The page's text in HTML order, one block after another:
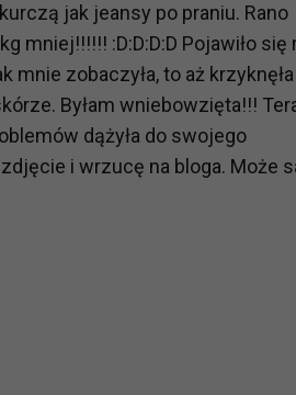
jak jeansy po praniu. Rano
mniej!!!!!! :D:D:D:D Pojawiło się
mnie zobaczyła, to aż
Byłam wniebowzięta!!!
dążyła do swojego
i wrzucę na bloga. Może